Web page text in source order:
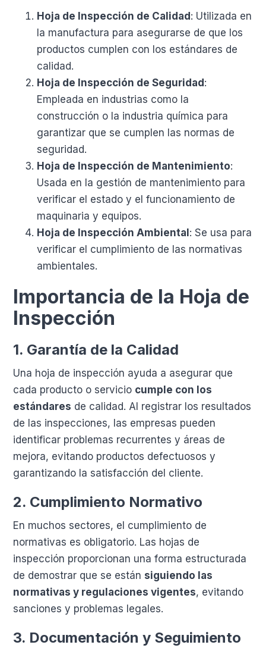
Hoja de Inspección de Calidad: Utilizada en
la manufactura para asegurarse de que los
productos cumplen con los estándares de
calidad.
Hoja de Inspección de Seguridad:
Empleada en industrias como la
construcción o la industria química para
garantizar que se cumplen las normas de
seguridad.
Hoja de Inspección de Mantenimiento:
Usada en la gestión de mantenimiento para
verificar el estado y el funcionamiento de
maquinaria y equipos.
Hoja de Inspección Ambiental: Se usa para
verificar el cumplimiento de las normativas
ambientales.
Importancia de la Hoja de
Inspección
1. Garantía de la Calidad
Una hoja de inspección ayuda a asegurar que
cada producto o servicio cumple con los
estándares de calidad. Al registrar los resultados
de las inspecciones, las empresas pueden
identificar problemas recurrentes y áreas de
mejora, evitando productos defectuosos y
garantizando la satisfacción del cliente.
2. Cumplimiento Normativo
En muchos sectores, el cumplimiento de
normativas es obligatorio. Las hojas de
inspección proporcionan una forma estructurada
de demostrar que se están siguiendo las
normativas y regulaciones vigentes, evitando
sanciones y problemas legales.
3. Documentación y Seguimiento